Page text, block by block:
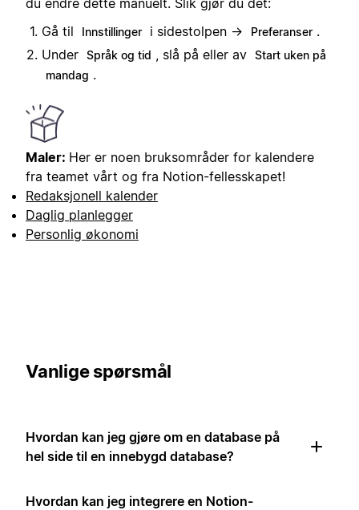
du endre dette manuelt. Slik gjør du det:
Gå til
Innstillinger i sidestolpen → Preferanser .
Under Språk og tid , slå på eller av Start uken på
mandag .
Maler: Her er noen bruksområder for kalendere
fra teamet vårt og fra Notion-fellesskapet!
Redaksjonell kalender
Daglig planlegger
Personlig økonomi
Vanlige spørsmål
Hvordan kan jeg gjøre om en database på
hel side til en innebygd database?
Hvordan kan jeg integrere en Notion-